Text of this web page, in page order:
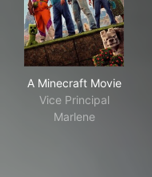
A Minecraft Movie
Vice Principal
Marlene